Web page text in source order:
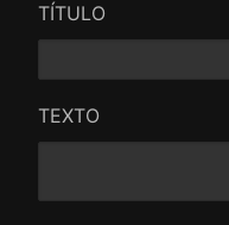
TÍTULO
TEXTO